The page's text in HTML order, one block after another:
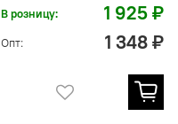
В розницу: 1 925 ₽
Опт: 1 348 ₽